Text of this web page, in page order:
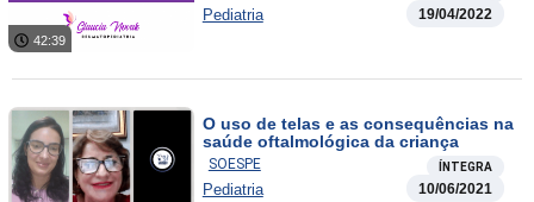
42:39
Pediatria 19/04/2022
O uso de telas e as consequências na
saúde oftalmológica da criança
SOESPE ÍNTEGRA
Pediatria 10/06/2021